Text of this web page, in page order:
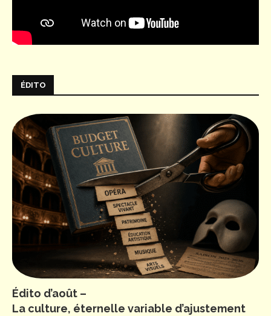
ÉDITO
Édito d’août –
La culture, éternelle variable d’ajustement